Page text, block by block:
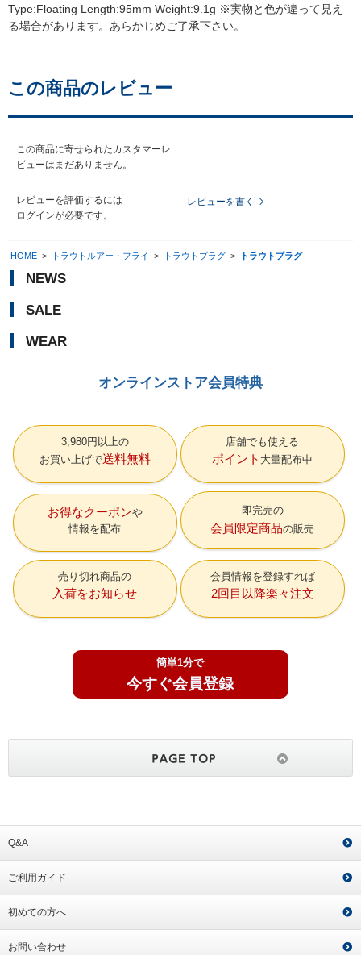
Type:Floating Length:95mm Weight:9.1g ※実物と色が違って見え
る場合があります。あらかじめご了承下さい。
この商品のレビュー
この商品に寄せられたカスタマーレ
ビューはまだありません。
レビューを評価するには
ログインが必要です。
レビューを書く
HOME > トラウトルアー・フライ > トラウトプラグ > トラウトプラグ
NEWS
SALE
WEAR
オンラインストア会員特典
3,980円以上の
お買い上げで送料無料
店舗でも使える
ポイント 大量配布中
お得なクーポン
情報を配布
即完売の
会員限定商品の販売
売り切れ商品の
入荷をお知らせ
会員情報を登録すれば
2回目以降楽々注文
簡単1分で
今すぐ会員登録
Q&A
ご利用ガイド
初めての方へ
お問い合わせ